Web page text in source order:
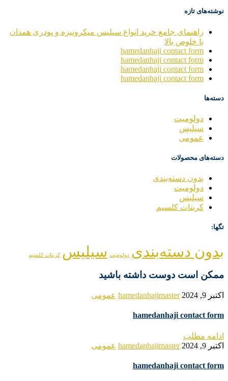
نوشته‌های تازه
راهنمای جامع خرید انواع سیلیس میکرونیزه و پودری همدان
با خلوص بالا
hamedanhaji contact form
hamedanhaji contact form
hamedanhaji contact form
hamedanhaji contact form
دسته‌ها
دولومیت
سیلیس
عمومی
دسته‌های محصولات
بدون دسته‌بندی
دولومیت
سیلیس
کربنات کلسیم
تگها:
بدون دسته‌بندی دولومیت سیلیس کربنات کلسیم
ممکن است دوست داشته باشید
اکتبر 9, 2024 hamedanhajimaster عمومی
hamedanhaji contact form
ادامه مطلب
اکتبر 9, 2024
hamedanhajimaster عمومی
hamedanhaji contact form